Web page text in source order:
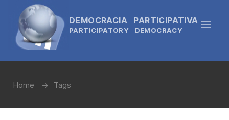
DEMOCRACIA PARTICIPATIVA
PARTICIPATORY DEMOCRACY
Home Tags